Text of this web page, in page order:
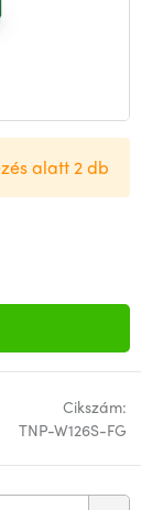
alatt 2 db
Cikszám:
TNP-W126S-FG